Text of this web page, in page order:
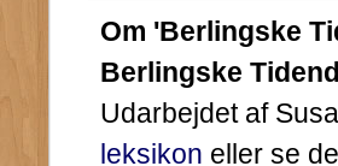
Om 'Berlingske
Berlingske
Udarbejdet af
leksikon eller se